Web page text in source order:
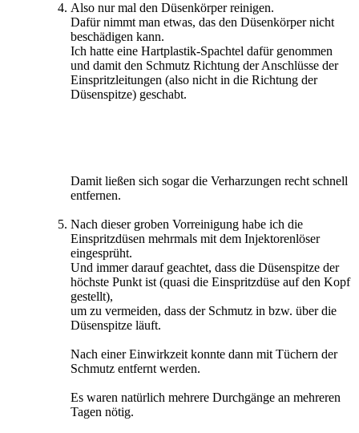
Also nur mal den Düsenkörper reinigen.
Dafür nimmt man etwas, das den Düsenkörper nicht
beschädigen kann.
Ich hatte eine Hartplastik-Spachtel dafür genommen
und damit den Schmutz Richtung der Anschlüsse der
Einspritzleitungen (also nicht in die Richtung der
Düsenspitze) geschabt.
Damit ließen sich sogar die Verharzungen recht schnell
entfernen.
Nach dieser groben Vorreinigung habe ich die
Einspritzdüsen mehrmals mit dem Injektorenlöser
eingesprüht.
Und immer darauf geachtet, dass die Düsenspitze der
höchste Punkt ist (quasi die Einspritzdüse auf den Kopf
gestellt),
um zu vermeiden, dass der Schmutz in bzw. über die
Düsenspitze läuft.
Nach einer Einwirkzeit konnte dann mit Tüchern der
Schmutz entfernt werden.
Es waren natürlich mehrere Durchgänge an mehreren
Tagen nötig.